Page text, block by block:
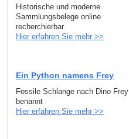
Historische und moderne
Sammlungsbelege online
recherchierbar
Hier erfahren Sie mehr >>
Ein Python namens Frey
Fossile Schlange nach Dino Frey
benannt
Hier erfahren Sie mehr >>